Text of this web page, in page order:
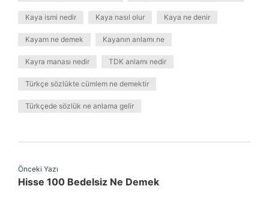
Kaya ismi nedir Kaya nasıl olur Kaya ne denir
Kayam ne demek Kayanın anlamı ne
Kayra manası nedir TDK anlamı nedir
Türkçe sözlükte cümlem ne demektir
Türkçede sözlük ne anlama gelir
Önceki Yazı
Hisse 100 Bedelsiz Ne Demek